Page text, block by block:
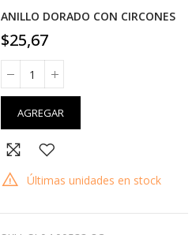
ANILLO DORADO CON CIRCONES
$25,67
AGREGAR
Últimas unidades en stock